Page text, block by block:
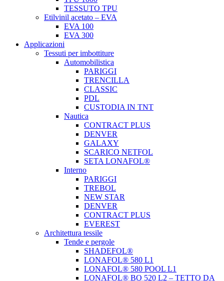
TESSUTO TPU
Etilvinil acetato – EVA
EVA 100
EVA 300
Applicazioni
Tessuti per imbottiture
Automobilistica
PARIGGI
TRENCILLA
CLASSIC
PDL
CUSTODIA IN TNT
Nautica
CONTRACT PLUS
DENVER
GALAXY
SCARICO NETFOL
SETA LONAFOL®
Interno
PARIGGI
TREBOL
NEW STAR
DENVER
CONTRACT PLUS
EVEREST
Architettura tessile
Tende e pergole
SHADEFOL®
LONAFOL® 580 L1
LONAFOL® 580 POOL L1
LONAFOL® BO 520 L2 – TETTO DA